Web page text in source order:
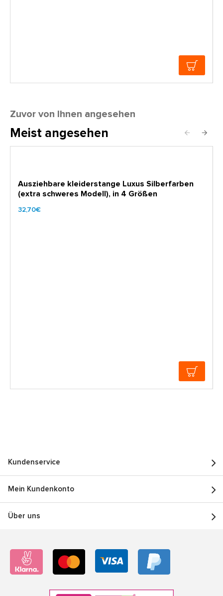
Zuvor von Ihnen angesehen
Meist angesehen
Ausziehbare kleiderstange Luxus Silberfarben
(extra schweres Modell), in 4 Größen
32,70€
Kundenservice
Mein Kundenkonto
Über uns